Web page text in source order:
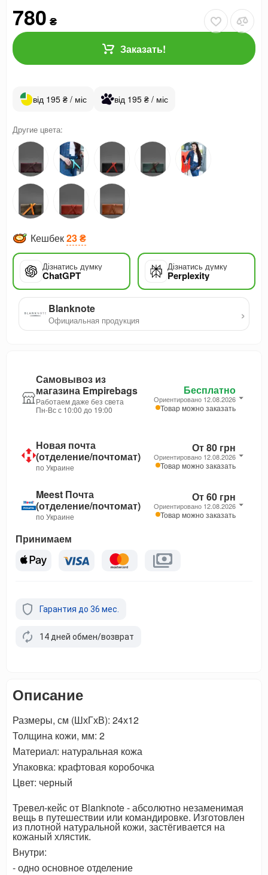
780 ₴
Заказать!
від 195 ₴ / міс від 195 ₴ / міс
Другие цвета:
Кешбек23 ₴
Дізнатись думку
ChatGPT
Дізнатись думку
Perplexity
Blanknote
Официальная продукция ›
Самовывоз из
магазина Empirebags
Работаем даже без света
Пн-Вс с 10:00 до 19:00
Бесплатно
Ориентировано 12.08.2026
Товар можно заказать
Новая почта
(отделение/почтомат)
по Украине
От 80 грн
Ориентировано 12.08.2026
Товар можно заказать
Meest Почта
(отделение/почтомат)
по Украине
От 60 грн
Ориентировано 12.08.2026
Товар можно заказать
Принимаем
Гарантия до 36 мес.
14 дней обмен/возврат
Описание
Размеры, см (ШхГхВ): 24х12
Толщина кожи, мм: 2
Материал: натуральная кожа
Упаковка: крафтовая коробочка
Цвет: черный
Тревел-кейс от Blanknote - абсолютно незаменимая
вещь в путешествии или командировке. Изготовлен
из плотной натуральной кожи, застёгивается на
кожаный хлястик.
Внутри:
- одно основное отделение